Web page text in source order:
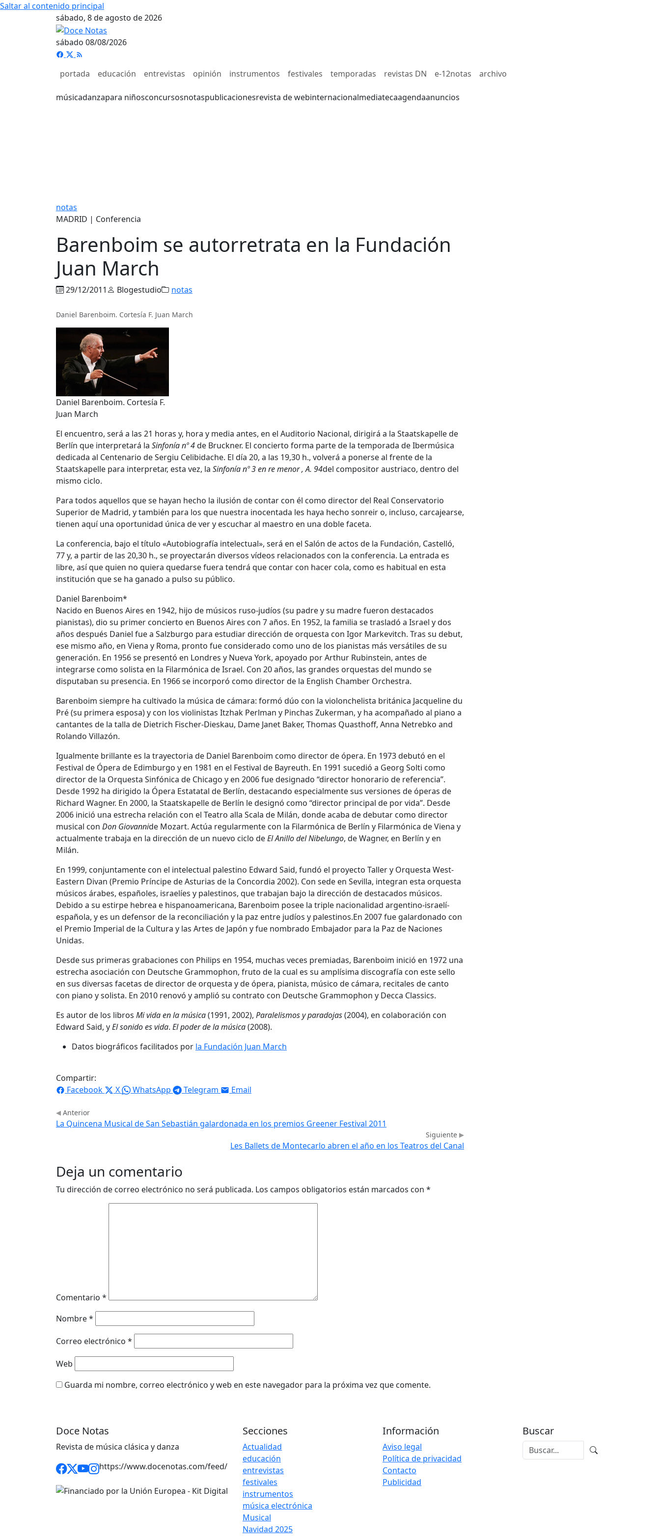
Saltar al contenido principal
sábado, 8 de agosto de 2026
sábado 08/08/2026
portada educación entrevistas opinión instrumentos festivales temporadas revistas DN e-12notas archivo
músicadanzapara niñosconcursosnotaspublicacionesrevista de webinternacionalmediatecaagendaanuncios
notas
MADRID | Conferencia
Barenboim se autorretrata en la Fundación
Juan March
29/12/2011 Blogestudio notas
Daniel Barenboim. Cortesía F. Juan March
Daniel Barenboim. Cortesía F.
Juan March
El encuentro, será a las 21 horas y, hora y media antes, en el Auditorio Nacional, dirigirá a la Staatskapelle de
Berlín que interpretará la Sinfonía nº 4de Bruckner. El concierto forma parte de la temporada de Ibermúsica
dedicada al Centenario de Sergiu Celibidache. El día 20, a las 19,30 h., volverá a ponerse al frente de la
Staatskapelle para interpretar, esta vez, la Sinfonía nº 3 en re menor , A. 94del compositor austriaco, dentro del
mismo ciclo.
Para todos aquellos que se hayan hecho la ilusión de contar con él como director del Real Conservatorio
Superior de Madrid, y también para los que nuestra inocentada les haya hecho sonreir o, incluso, carcajearse,
tienen aquí una oportunidad única de ver y escuchar al maestro en una doble faceta.
La conferencia, bajo el título «Autobiografía intelectual», será en el Salón de actos de la Fundación, Castelló,
77 y, a partir de las 20,30 h., se proyectarán diversos vídeos relacionados con la conferencia. La entrada es
libre, así que quien no quiera quedarse fuera tendrá que contar con hacer cola, como es habitual en esta
institución que se ha ganado a pulso su público.
Daniel Barenboim*
Nacido en Buenos Aires en 1942, hijo de músicos ruso-judíos (su padre y su madre fueron destacados
pianistas), dio su primer concierto en Buenos Aires con 7 años. En 1952, la familia se trasladó a Israel y dos
años después Daniel fue a Salzburgo para estudiar dirección de orquesta con Igor Markevitch. Tras su debut,
ese mismo año, en Viena y Roma, pronto fue considerado como uno de los pianistas más versátiles de su
generación. En 1956 se presentó en Londres y Nueva York, apoyado por Arthur Rubinstein, antes de
integrarse como solista en la Filarmónica de Israel. Con 20 años, las grandes orquestas del mundo se
disputaban su presencia. En 1966 se incorporó como director de la English Chamber Orchestra.
Barenboim siempre ha cultivado la música de cámara: formó dúo con la violonchelista británica Jacqueline du
Pré (su primera esposa) y con los violinistas Itzhak Perlman y Pinchas Zukerman, y ha acompañado al piano a
cantantes de la talla de Dietrich Fischer-Dieskau, Dame Janet Baker, Thomas Quasthoff, Anna Netrebko and
Rolando Villazón.
Igualmente brillante es la trayectoria de Daniel Barenboim como director de ópera. En 1973 debutó en el
Festival de Ópera de Edimburgo y en 1981 en el Festival de Bayreuth. En 1991 sucedió a Georg Solti como
director de la Orquesta Sinfónica de Chicago y en 2006 fue designado “director honorario de referencia”.
Desde 1992 ha dirigido la Ópera Estatatal de Berlín, destacando especialmente sus versiones de óperas de
Richard Wagner. En 2000, la Staatskapelle de Berlín le designó como “director principal de por vida”. Desde
2006 inició una estrecha relación con el Teatro alla Scala de Milán, donde acaba de debutar como director
musical con Don Giovannide Mozart. Actúa regularmente con la Filarmónica de Berlín y Filarmónica de Viena y
actualmente trabaja en la dirección de un nuevo ciclo deEl Anillo del Nibelungo, de Wagner, en Berlín y en
Milán.
En 1999, conjuntamente con el intelectual palestino Edward Said, fundó el proyecto Taller y Orquesta West-
Eastern Divan (Premio Príncipe de Asturias de la Concordia 2002). Con sede en Sevilla, integran esta orquesta
músicos árabes, españoles, israelíes y palestinos, que trabajan bajo la dirección de destacados músicos.
Debido a su estirpe hebrea e hispanoamericana, Barenboim posee la triple nacionalidad argentino-israelí-
española, y es un defensor de la reconciliación y la paz entre judíos y palestinos.En 2007 fue galardonado con
el Premio Imperial de la Cultura y las Artes de Japón y fue nombrado Embajador para la Paz de Naciones
Unidas.
Desde sus primeras grabaciones con Philips en 1954, muchas veces premiadas, Barenboim inició en 1972 una
estrecha asociación con Deutsche Grammophon, fruto de la cual es su amplísima discografía con este sello
en sus diversas facetas de director de orquesta y de ópera, pianista, músico de cámara, recitales de canto
con piano y solista. En 2010 renovó y amplió su contrato con Deutsche Grammophon y Decca Classics.
Es autor de los libros Mi vida en la música(1991, 2002), Paralelismos y paradojas(2004), en colaboración con
Edward Said, yEl sonido es vida. El poder de la música(2008).
Datos biográficos facilitados por la Fundación Juan March
Compartir:
Facebook
X WhatsApp Telegram Email
Anterior
La Quincena Musical de San Sebastián galardonada en los premios Greener Festival 2011
Siguiente
Les Ballets de Montecarlo abren el año en los Teatros del Canal
Deja un comentario
Tu dirección de correo electrónico no será publicada. Los campos obligatorios están marcados con *
Comentario *
Nombre*
Correo electrónico *
Web
Guarda mi nombre, correo electrónico y web en este navegador para la próxima vez que comente.
Doce Notas
Revista de música clásica y danza
https://www.docenotas.com/feed/
Secciones
Actualidad
educación
entrevistas
festivales
instrumentos
música electrónica
Musical
Navidad 2025
Información
Aviso legal
Política de privacidad
Contacto
Publicidad
Buscar